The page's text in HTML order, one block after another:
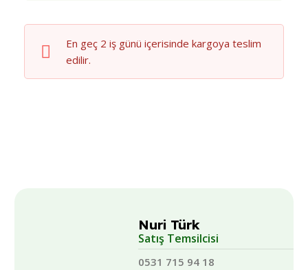
En geç 2 iş günü içerisinde kargoya teslim
edilir.
Nuri Türk
Satış Temsilcisi
0531 715 94 18